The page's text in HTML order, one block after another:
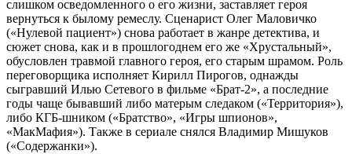
слишком осведомленного о его жизни, заставляет героя
вернуться к былому ремеслу. Сценарист Олег Маловичко
(«Нулевой пациент») снова работает в жанре детектива, и
сюжет снова, как и в прошлогоднем его же «Хрустальный»,
обусловлен травмой главного героя, его старым шрамом. Роль
переговорщика исполняет Кирилл Пирогов, однажды
сыгравший Илью Сетевого в фильме «Брат-2», а последние
годы чаще бывавший либо матерым следаком («Территория»),
либо КГБ-шником («Братство», «Игры шпионов»,
«МакМафия»). Также в сериале снялся Владимир Мишуков
(«Содержанки»).